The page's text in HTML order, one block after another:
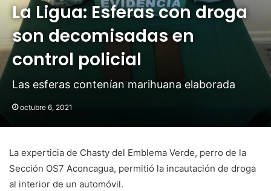
La Ligua: Esferas con droga
son decomisadas en
control policial
Las esferas contenían marihuana elaborada
octubre 6, 2021
La experticia de Chasty del Emblema Verde, perro de la
Sección OS7 Aconcagua, permitió la incautación de droga
al interior de un automóvil.